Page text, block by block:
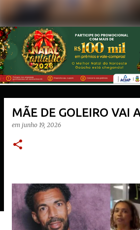
MÃE DE GOLEIRO VAI
em junho 19, 2026